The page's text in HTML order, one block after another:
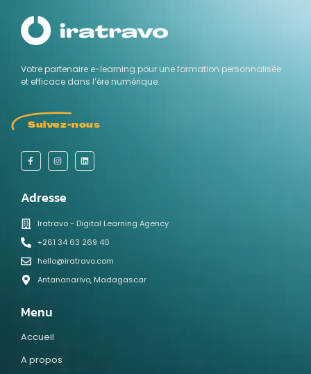
Votre partenaire e-learning pour une formation personnalisée
et efficace dans l’ère numérique.
Suivez-nous
Adresse
Iratravo - Digital Learning Agency
+261 34 63 269 40
hello@iratravo.com
Antananarivo, Madagascar
Menu
Accueil
A propos